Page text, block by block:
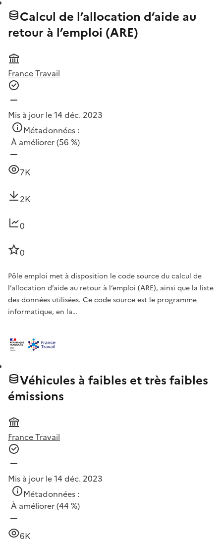
Calcul de l’allocation d’aide au
retour à l’emploi (ARE)
France Travail
Mis à jour le 14 déc. 2023
Métadonnées :
À améliorer(56 %)
7K
2K
0
0
Pôle emploi met à disposition le code source du calcul de
l’allocation d’aide au retour à l’emploi (ARE), ainsi que la liste
des données utilisées. Ce code source est le programme
informatique, en la…
Véhicules à faibles et très faibles
émissions
France Travail
Mis à jour le 14 déc. 2023
Métadonnées :
À améliorer(44 %)
6K